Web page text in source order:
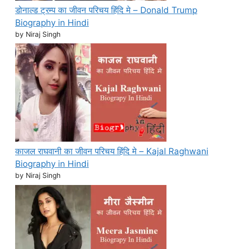
डोनाल्ड ट्रम्प का जीवन परिचय हिंदि मे – Donald Trump
Biography in Hindi
by Niraj Singh
काजल राघवानी का जीवन परिचय हिंदि मे – Kajal Raghwani
Biography in Hindi
by Niraj Singh